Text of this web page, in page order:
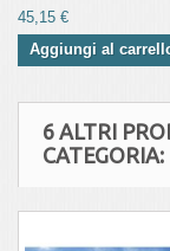
45,15 €
Aggiungi al
6 ALTRI
CATEGORIA: